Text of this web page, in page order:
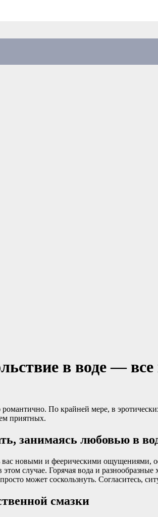
в воде —
По крайней мере, в
приятных.
занимаясь любовью в
новыми и феерическими ощущениями,
случае. Горячая вода и
может соскользнуть. Согласитесь,
смазки